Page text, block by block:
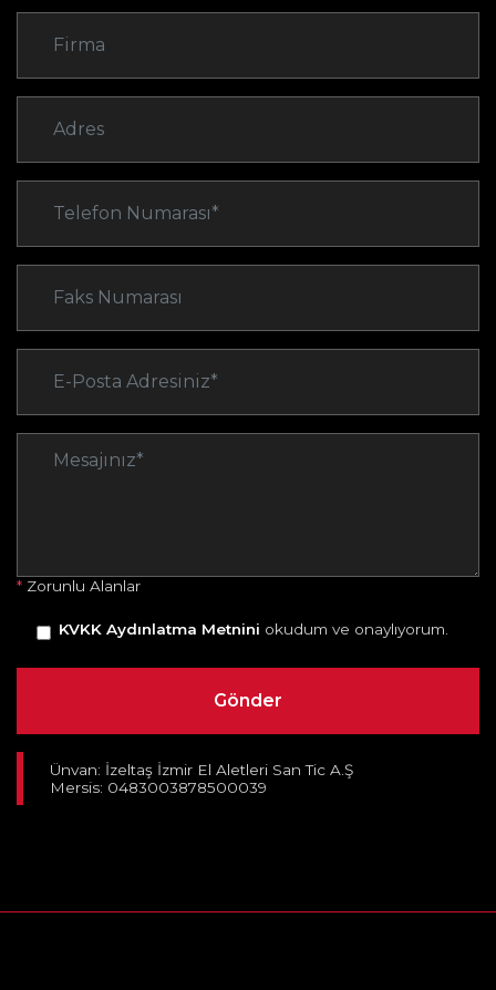
* Zorunlu Alanlar
KVKK Aydınlatma Metnini okudum ve onaylıyorum.
Ünvan: İzeltaş İzmir El Aletleri San Tic A.Ş
Mersis: 0483003878500039